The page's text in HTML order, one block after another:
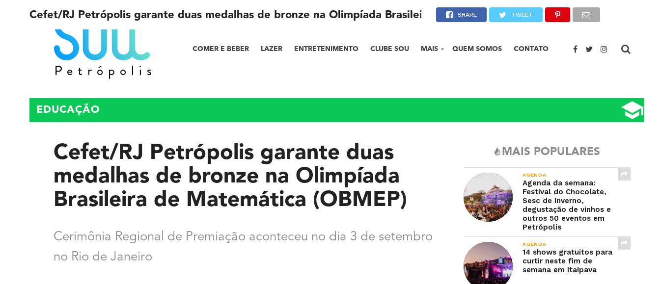
COMER E BEBER LAZER ENTRETENIMENTO CLUBE SOU MAIS QUEM SOMOS CONTATO
Cefet/RJ Petrópolis garante duas medalhas de bronze na Olimpíada Brasileira de Matemática (OBMEP)
SHARE TWEET
EDUCAÇÃO
Cefet/RJ Petrópolis garante duas
medalhas de bronze na Olimpíada
Brasileira de Matemática (OBMEP)
Cerimônia Regional de Premiação aconteceu no dia 3 de setembro
no Rio de Janeiro
MAIS POPULARES
AGENDA
Agenda da semana:
Festival do Chocolate,
Sesc de Inverno,
degustação de vinhos e
outros 50 eventos em
Petrópolis
AGENDA
14 shows gratuitos para
curtir neste fim de
semana em Itaipava